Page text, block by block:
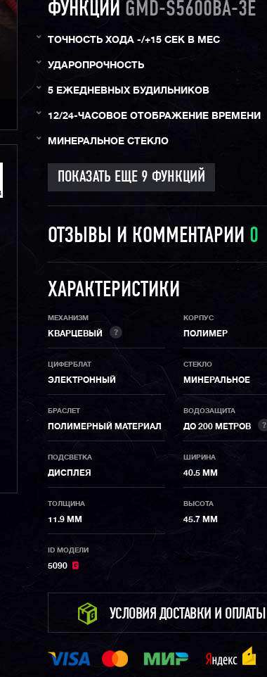
ФУНКЦИИ GMD-S5600BA-3E
ТОЧНОСТЬ ХОДА -/+15 СЕК В МЕС
УДАРОПРОЧНОСТЬ
5 ЕЖЕДНЕВНЫХ БУДИЛЬНИКОВ
12/24-ЧАСОВОЕ ОТОБРАЖЕНИЕ ВРЕМЕНИ
МИНЕРАЛЬНОЕ СТЕКЛО
ОТЗЫВЫ И КОММЕНТАРИИ 0
ХАРАКТЕРИСТИКИ
МЕХАНИЗМ
КВАРЦЕВЫЙ ?
КОРПУС
ПОЛИМЕР
ЦИФЕРБЛАТ
ЭЛЕКТРОННЫЙ
СТЕКЛО
МИНЕРАЛЬНОЕ
БРАСЛЕТ
ПОЛИМЕРНЫЙ МАТЕРИАЛ
ВОДОЗАЩИТА
ДО 200 МЕТРОВ ?
ПОДСВЕТКА
ДИСПЛЕЯ
ШИРИНА
40.5 ММ
ТОЛЩИНА
11.9 ММ
ВЫСОТА
45.7 ММ
ID МОДЕЛИ
5090
УСЛОВИЯ ДОСТАВКИ И ОПЛАТЫ